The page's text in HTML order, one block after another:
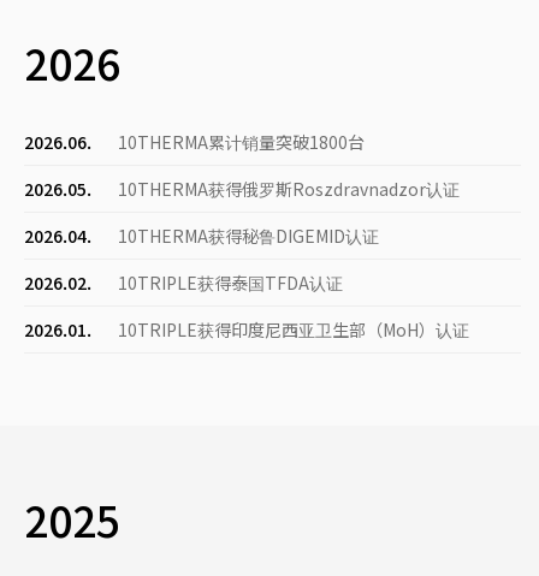
2026
2026.06.
10THERMA累计销量突破1800台
2026.05.
10THERMA获得俄罗斯Roszdravnadzor认证
2026.04.
10THERMA获得秘鲁DIGEMID认证
2026.02.
10TRIPLE获得泰国TFDA认证
2026.01.
10TRIPLE获得印度尼西亚卫生部（MoH）认证
2025